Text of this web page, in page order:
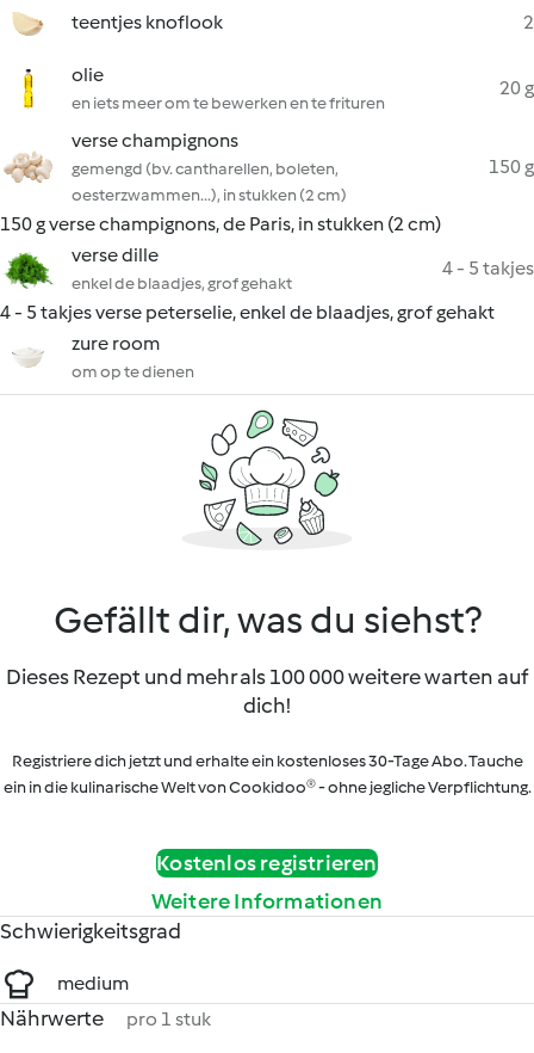
teentjes knoflook 2
olie
en iets meer om te bewerken en te frituren
20 g
verse champignons
gemengd (bv. cantharellen, boleten,
oesterzwammen...), in stukken (2 cm)
150 g
150 g verse champignons, de Paris, in stukken (2 cm)
verse dille
enkel de blaadjes, grof gehakt
4 - 5 takjes
4 - 5 takjes verse peterselie, enkel de blaadjes, grof gehakt
zure room
om op te dienen
Gefällt dir, was du siehst?
Dieses Rezept und mehr als 100 000 weitere warten auf
dich!
Registriere dich jetzt und erhalte ein kostenloses 30-Tage Abo. Tauche
ein in die kulinarische Welt von Cookidoo® - ohne jegliche Verpflichtung.
Kostenlos registrieren
Weitere Informationen
Schwierigkeitsgrad
medium
Nährwerte pro 1 stuk